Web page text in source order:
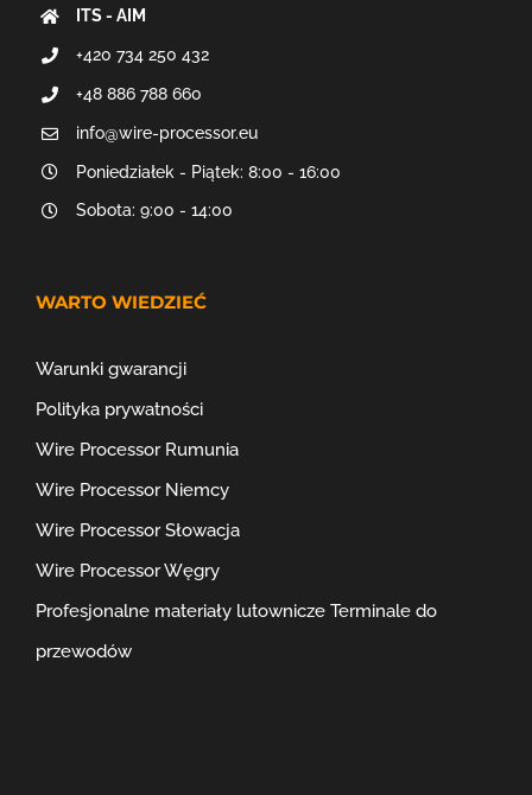
ITS - AIM
+420 734 250 432
+48 886 788 660
info@wire-processor.eu
Poniedziałek - Piątek: 8:00 - 16:00
Sobota: 9:00 - 14:00
WARTO WIEDZIEĆ
Warunki gwarancji
Polityka prywatności
Wire Processor Rumunia
Wire Processor Niemcy
Wire Processor Słowacja
Wire Processor Węgry
Profesjonalne materiały lutownicze Terminale do
przewodów